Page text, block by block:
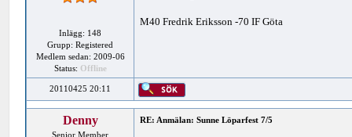
Inlägg: 148
Grupp: Registered
Medlem sedan: 2009-06
Status: Offline
M40 Fredrik Eriksson -70 IF Göta
20110425 20:11
Denny
Senior Member
RE: Anmälan: Sunne Löparfest 7/5